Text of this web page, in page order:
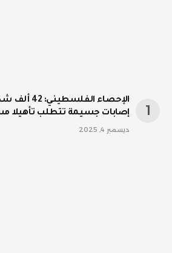
الإحصاء
إصابات جسيمة تتطلب تأهيلا
ديسمبر 4, 2025